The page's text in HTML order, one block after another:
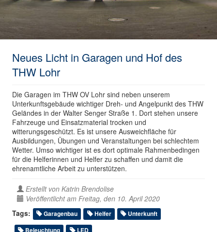
Neues Licht in Garagen und Hof des
THW Lohr
Die Garagen im THW OV Lohr sind neben unserem
Unterkunftsgebäude wichtiger Dreh- und Angelpunkt des THW
Geländes in der Walter Senger Straße 1. Dort stehen unsere
Fahrzeuge und Einsatzmaterial trocken und
witterungsgeschützt. Es ist unsere Ausweichfläche für
Ausbildungen, Übungen und Veranstaltungen bei schlechtem
Wetter. Umso wichtiger ist es dort optimale Rahmenbedingen
für die Helferinnen und Helfer zu schaffen und damit die
ehrenamtliche Arbeit zu unterstützen.
Erstellt von Katrin Brendolise
Veröffentlicht am Freitag, den 10. April 2020
Tags:
Garagenbau Helfer
Unterkunft
Beleuchtung
LED